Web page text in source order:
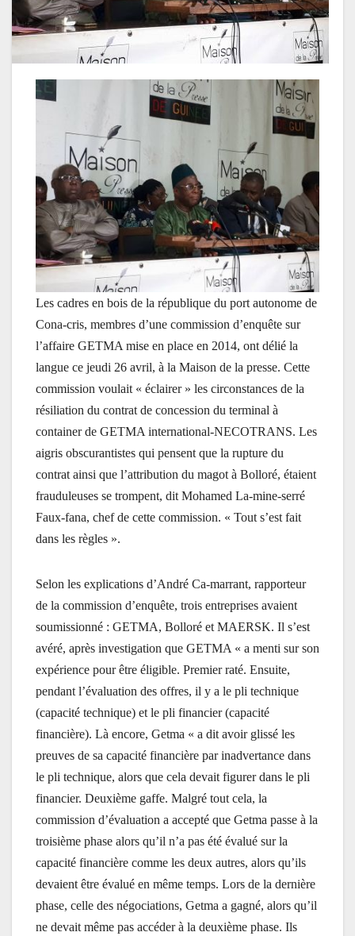
Les cadres en bois de la république du port autonome de
Cona-cris, membres d’une commission d’enquête sur
l’affaire GETMA mise en place en 2014, ont délié la
langue ce jeudi 26 avril, à la Maison de la presse. Cette
commission voulait « éclairer » les circonstances de la
résiliation du contrat de concession du terminal à
container de GETMA international-NECOTRANS. Les
aigris obscurantistes qui pensent que la rupture du
contrat ainsi que l’attribution du magot à Bolloré, étaient
frauduleuses se trompent, dit Mohamed La-mine-serré
Faux-fana, chef de cette commission. « Tout s’est fait
dans les règles ».
Selon les explications d’André Ca-marrant, rapporteur
de la commission d’enquête, trois entreprises avaient
soumissionné : GETMA, Bolloré et MAERSK. Il s’est
avéré, après investigation que GETMA « a menti sur son
expérience pour être éligible. Premier raté. Ensuite,
pendant l’évaluation des offres, il y a le pli technique
(capacité technique) et le pli financier (capacité
financière). Là encore, Getma « a dit avoir glissé les
preuves de sa capacité financière par inadvertance dans
le pli technique, alors que cela devait figurer dans le pli
financier. Deuxième gaffe. Malgré tout cela, la
commission d’évaluation a accepté que Getma passe à la
troisième phase alors qu’il n’a pas été évalué sur la
capacité financière comme les deux autres, alors qu’ils
devaient être évalué en même temps. Lors de la dernière
phase, celle des négociations, Getma a gagné, alors qu’il
ne devait même pas accéder à la deuxième phase. Ils